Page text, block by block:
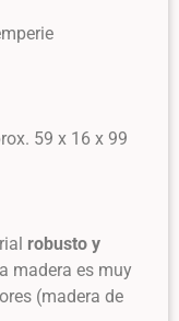
59 x 16 x 99
robusto y
madera es muy
(madera de